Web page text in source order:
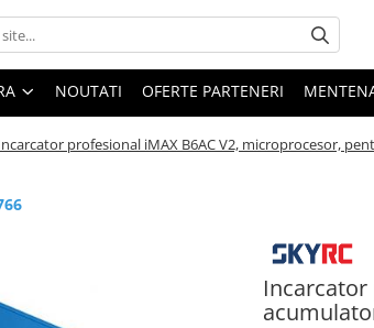
NOUTATI OFERTE PARTENERI
profesional iMAX B6AC V2, microprocesor,
Incarcator